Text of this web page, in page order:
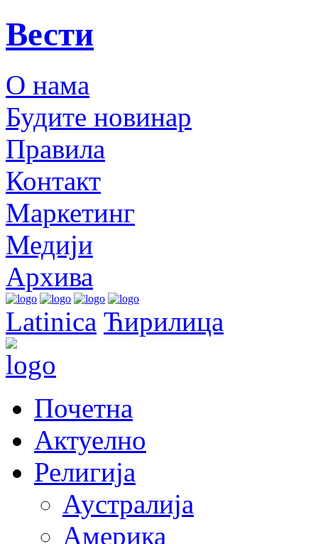
Вести
О нама
Будите новинар
Правила
Контакт
Маркетинг
Медији
Архива
Latinica Ћирилица
Почетна
Актуелно
Религија
Аустралија
Америка